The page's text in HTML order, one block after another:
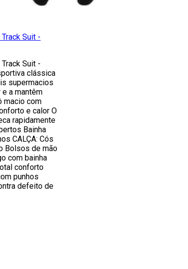
Suit -
Suit -
clássica
supermacios
a mantêm
macio com
e calor O
rapidamente
Bainha
CALÇA: Cós
Bolsos de mão
com bainha
conforto
punhos
defeito de